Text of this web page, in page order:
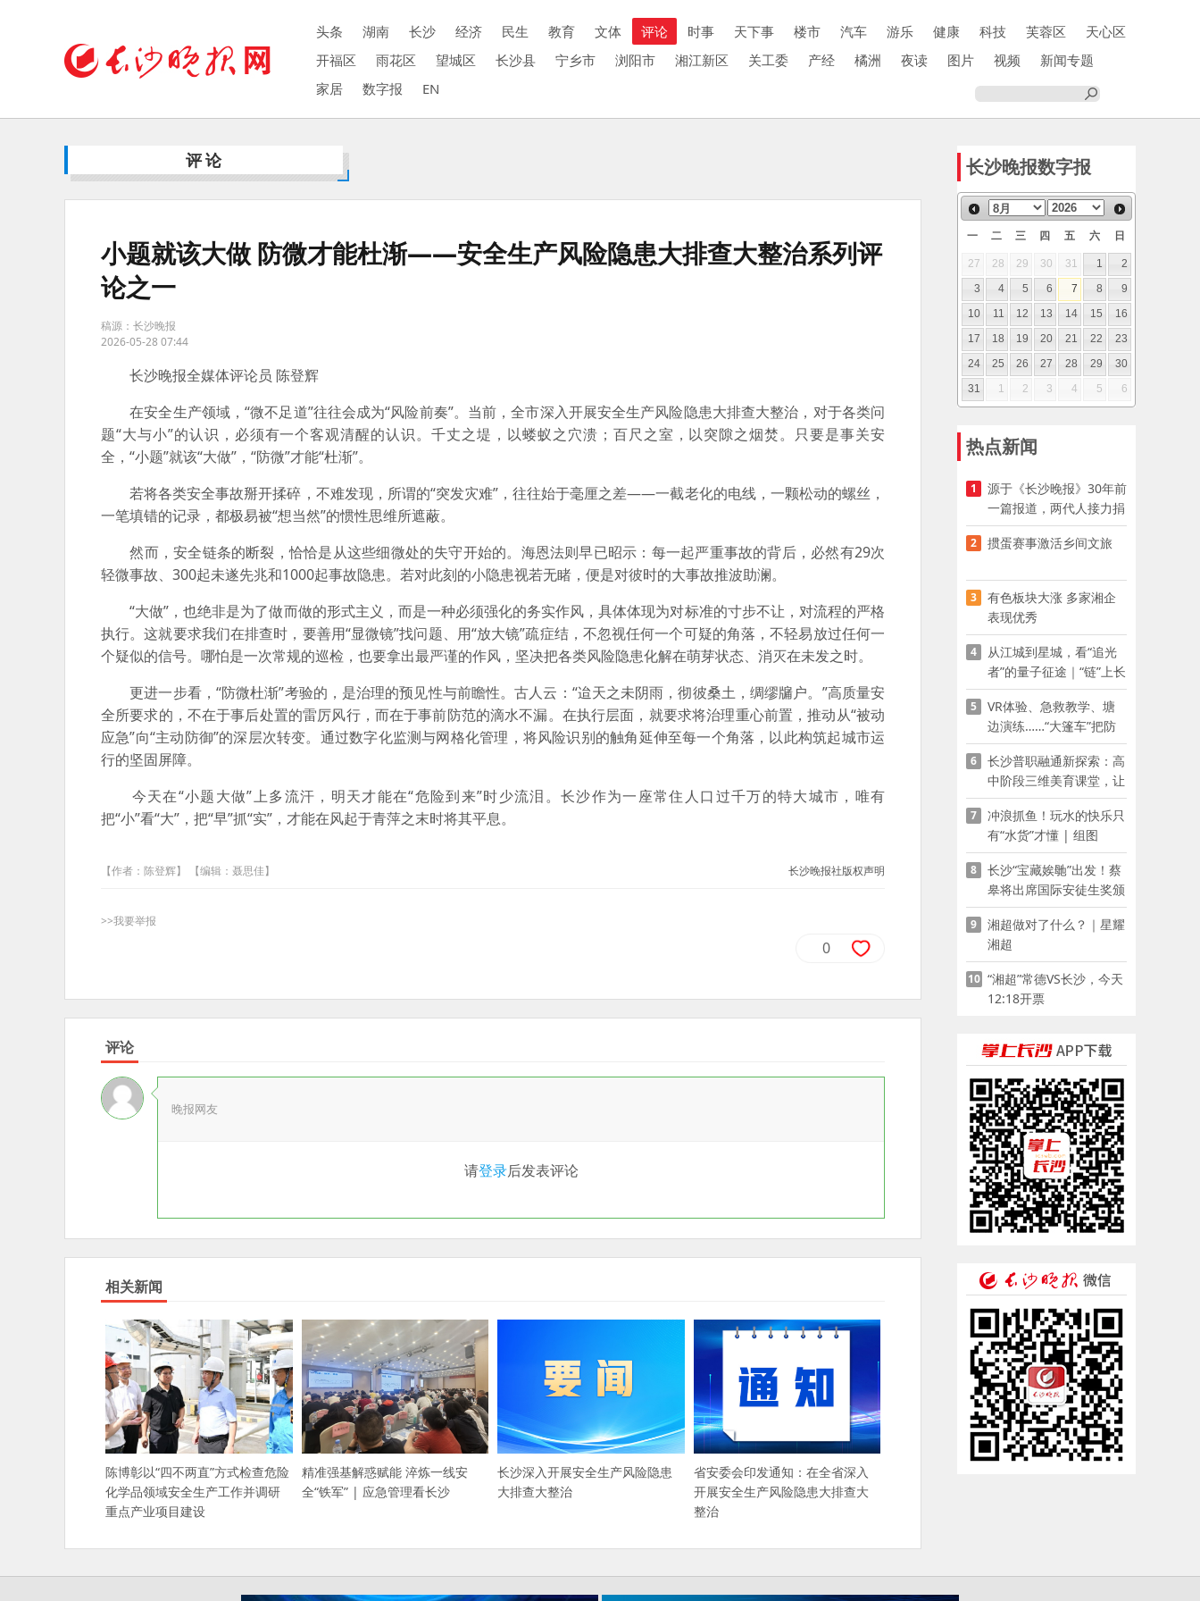
头条 湖南 长沙 经济 民生 教育 文体 评论 时事 天下事 楼市 汽车 游乐 健康 科技 芙蓉区
天心区
开福区
雨花区 望城区 长沙县 宁乡市 浏阳市 湘江新区 关工委 产经 橘洲 夜读 图片 视频
新闻专题
家居
数字报 EN
评论
小题就该大做 防微才能杜渐——安全生产风险隐患大排查大整治系列评
论之一
稿源：长沙晚报
2026-05-28 07:44
长沙晚报全媒体评论员 陈登辉
在安全生产领域，“微不足道”往往会成为“风险前奏”。当前，全市深入开展安全生产风险隐患大排查大整治，对于各类问
题“大与小”的认识，必须有一个客观清醒的认识。千丈之堤，以蝼蚁之穴溃；百尺之室，以突隙之烟焚。只要是事关安
全，“小题”就该“大做”，“防微”才能“杜渐”。
若将各类安全事故掰开揉碎，不难发现，所谓的“突发灾难”，往往始于毫厘之差——一截老化的电线，一颗松动的螺丝，
一笔填错的记录，都极易被“想当然”的惯性思维所遮蔽。
然而，安全链条的断裂，恰恰是从这些细微处的失守开始的。海恩法则早已昭示：每一起严重事故的背后，必然有29次
轻微事故、300起未遂先兆和1000起事故隐患。若对此刻的小隐患视若无睹，便是对彼时的大事故推波助澜。
“大做”，也绝非是为了做而做的形式主义，而是一种必须强化的务实作风，具体体现为对标准的寸步不让，对流程的严格
执行。这就要求我们在排查时，要善用“显微镜”找问题、用“放大镜”疏症结，不忽视任何一个可疑的角落，不轻易放过任何一
个疑似的信号。哪怕是一次常规的巡检，也要拿出最严谨的作风，坚决把各类风险隐患化解在萌芽状态、消灭在未发之时。
更进一步看，“防微杜渐”考验的，是治理的预见性与前瞻性。古人云：“迨天之未阴雨，彻彼桑土，绸缪牖户。”高质量安
全所要求的，不在于事后处置的雷厉风行，而在于事前防范的滴水不漏。在执行层面，就要求将治理重心前置，推动从“被动
应急”向“主动防御”的深层次转变。通过数字化监测与网格化管理，将风险识别的触角延伸至每一个角落，以此构筑起城市运
行的坚固屏障。
今天在“小题大做”上多流汗，明天才能在“危险到来”时少流泪。长沙作为一座常住人口过千万的特大城市，唯有
把“小”看“大”，把“早”抓“实”，才能在风起于青萍之末时将其平息。
【作者：陈登辉】 【编辑：聂思佳】 长沙晚报社版权声明
>>我要举报
0
评论
晚报网友
请登录后发表评论
相关新闻
陈博彰以“四不两直”方式检查危险
化学品领域安全生产工作并调研
重点产业项目建设
精准强基解惑赋能 淬炼一线安
全“铁军” | 应急管理看长沙
长沙深入开展安全生产风险隐患
大排查大整治
省安委会印发通知：在全省深入
开展安全生产风险隐患大排查大
整治
长沙晚报数字报
一 二 三 四 五 六 日
27 28 29 30 31 1
2
3
4 5 6 7 8
9
10
11 12 13 14 15
16
17
18 19 20 21 22
23
24
25 26 27 28 29
30
31
1 2 3 4 5 6
热点新闻
1
源于《长沙晚报》30年前
一篇报道，两代人接力捐
资助学
2 掼蛋赛事激活乡间文旅
3
有色板块大涨 多家湘企
表现优秀
4
从江城到星城，看“追光
者”的量子征途｜“链”上长
沙 “才”够硬核
5
VR体验、急救教学、塘
边演练……“大篷车”把防
溺水课堂搬到乡村青少年
家门口
6
长沙普职融通新探索：高
中阶段三维美育课堂，让
少年向美而生
7
冲浪抓鱼！玩水的快乐只
有“水货”才懂 | 组图
8
长沙“宝藏娭毑”出发！蔡
皋将出席国际安徒生奖颁
奖典礼并领奖
9
湘超做对了什么？｜星耀
湘超
10 “湘超”常德VS长沙，今天
12:18开票